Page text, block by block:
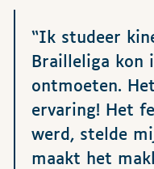
“Ik studeer
Brailleliga kon
ontmoeten.
ervaring! Het
werd, stelde
maakt het